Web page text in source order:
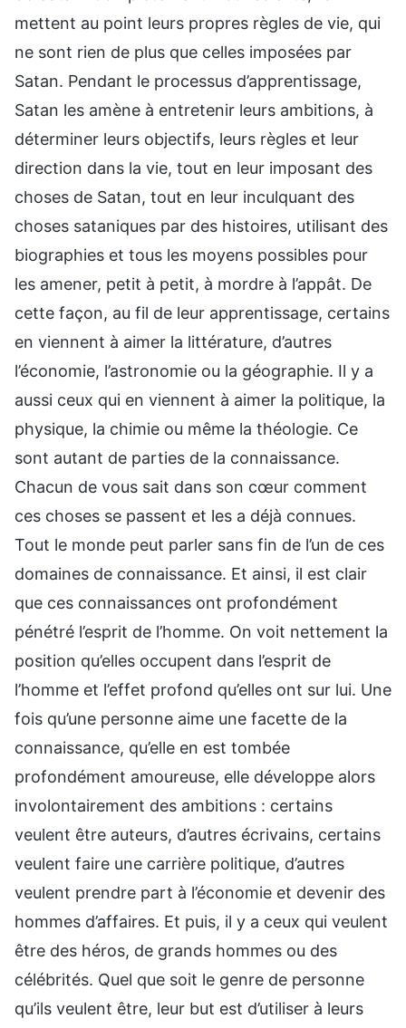
mettent au point leurs propres règles de vie, qui
ne sont rien de plus que celles imposées par
Satan. Pendant le processus d’apprentissage,
Satan les amène à entretenir leurs ambitions, à
déterminer leurs objectifs, leurs règles et leur
direction dans la vie, tout en leur imposant des
choses de Satan, tout en leur inculquant des
choses sataniques par des histoires, utilisant des
biographies et tous les moyens possibles pour
les amener, petit à petit, à mordre à l’appât. De
cette façon, au fil de leur apprentissage, certains
en viennent à aimer la littérature, d’autres
l’économie, l’astronomie ou la géographie. Il y a
aussi ceux qui en viennent à aimer la politique, la
physique, la chimie ou même la théologie. Ce
sont autant de parties de la connaissance.
Chacun de vous sait dans son cœur comment
ces choses se passent et les a déjà connues.
Tout le monde peut parler sans fin de l’un de ces
domaines de connaissance. Et ainsi, il est clair
que ces connaissances ont profondément
pénétré l’esprit de l’homme. On voit nettement la
position qu’elles occupent dans l’esprit de
l’homme et l’effet profond qu’elles ont sur lui. Une
fois qu’une personne aime une facette de la
connaissance, qu’elle en est tombée
profondément amoureuse, elle développe alors
involontairement des ambitions : certains
veulent être auteurs, d’autres écrivains, certains
veulent faire une carrière politique, d’autres
veulent prendre part à l’économie et devenir des
hommes d’affaires. Et puis, il y a ceux qui veulent
être des héros, de grands hommes ou des
célébrités. Quel que soit le genre de personne
qu’ils veulent être, leur but est d’utiliser à leurs